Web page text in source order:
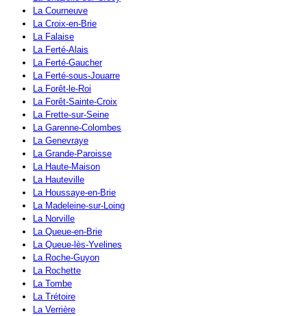
La Courneuve
La Croix-en-Brie
La Falaise
La Ferté-Alais
La Ferté-Gaucher
La Ferté-sous-Jouarre
La Forêt-le-Roi
La Forêt-Sainte-Croix
La Frette-sur-Seine
La Garenne-Colombes
La Genevraye
La Grande-Paroisse
La Haute-Maison
La Hauteville
La Houssaye-en-Brie
La Madeleine-sur-Loing
La Norville
La Queue-en-Brie
La Queue-lès-Yvelines
La Roche-Guyon
La Rochette
La Tombe
La Trétoire
La Verrière